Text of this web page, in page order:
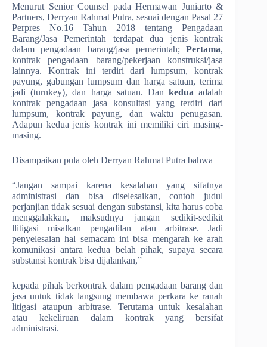
Menurut Senior Counsel pada Hermawan Juniarto &
Partners, Derryan Rahmat Putra, sesuai dengan Pasal 27
Perpres No.16 Tahun 2018 tentang Pengadaan
Barang/Jasa Pemerintah terdapat dua jenis kontrak
dalam pengadaan barang/jasa pemerintah;Pertama,
kontrak pengadaan barang/pekerjaan konstruksi/jasa
lainnya. Kontrak ini terdiri dari lumpsum, kontrak
payung, gabungan lumpsum dan harga satuan, terima
jadi (turnkey), dan harga satuan. Dankeduaadalah
kontrak pengadaan jasa konsultasi yang terdiri dari
lumpsum, kontrak payung, dan waktu penugasan.
Adapun kedua jenis kontrak ini memiliki ciri masing-
masing.
Disampaikan pula oleh Derryan Rahmat Putra bahwa
“Jangan sampai karena kesalahan yang sifatnya
administrasi dan bisa diselesaikan, contoh judul
perjanjian tidak sesuai dengan substansi, kita harus coba
menggalakkan, maksudnya jangan sedikit-sedikit
llitigasi misalkan pengadilan atau arbitrase. Jadi
penyelesaian hal semacam ini bisa mengarah ke arah
komunikasi antara kedua belah pihak, supaya secara
substansi kontrak bisa dijalankan,”
kepada pihak berkontrak dalam pengadaan barang dan
jasa untuk tidak langsung membawa perkara ke ranah
litigasi ataupun arbitrase. Terutama untuk kesalahan
atau kekeliruan dalam kontrak yang bersifat
administrasi.